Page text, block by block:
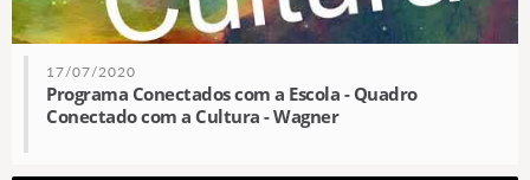
17/07/2020
Programa Conectados com a Escola - Quadro
Conectado com a Cultura - Wagner